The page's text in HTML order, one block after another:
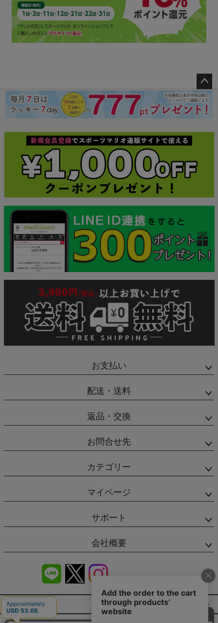
ペー
ジト
ップ
お支払い
配送・送料
返品・交換
お問合せ先
カテゴリー
マイページ
サポート
会社概要
商品レビュー